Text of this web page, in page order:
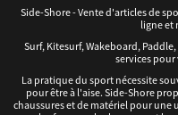
Side-Shore - Vente d'articles de
ligne et
Surf, Kitesurf, Wakeboard,
services
La pratique du sport nécessite
pour être à l'aise. Side-Shore
chaussures et de matériel pour